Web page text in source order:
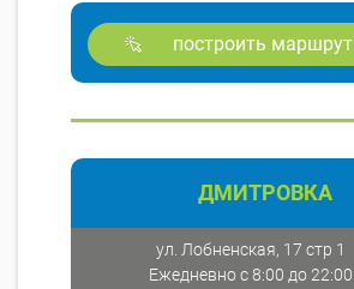
построить маршрут
ДМИТРОВКА
ул. Лобненская, 17 стр 1
Ежедневно с 8:00 до 22:00